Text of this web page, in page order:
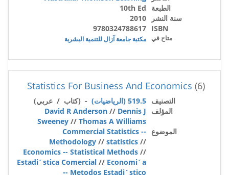
الطبعة
10th Ed
سنة النشر
2010
ISBN
9780324788617
متاح في مكتبة جامعة آزال للتنمية البشرية
(6)
Statistics For Business And Economics
التصنيف 519.5 (الرياضيات)
- (كتاب / عربي)
المؤلف
David R Anderson // Dennis J
Sweeney // Thomas A Williams
الموضوع Commercial Statistics --
Methodology // statistics //
Economics -- Statistical Methods //
Estadi´stica Comercial // Economi´a
-- Metodos Estadi´stico